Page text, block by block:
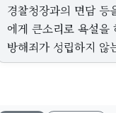
경찰청장과의 면담 등
에게 큰소리로 욕설을
방해죄가 성립하지 않